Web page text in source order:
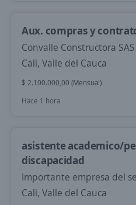
Aux. compras y
Convalle Constructora SAS
Cali, Valle del Cauca
$ 2.100.000,00 (Mensual)
Hace 1 hora
asistente academico/
discapacidad
Importante empresa del
Cali, Valle del Cauca